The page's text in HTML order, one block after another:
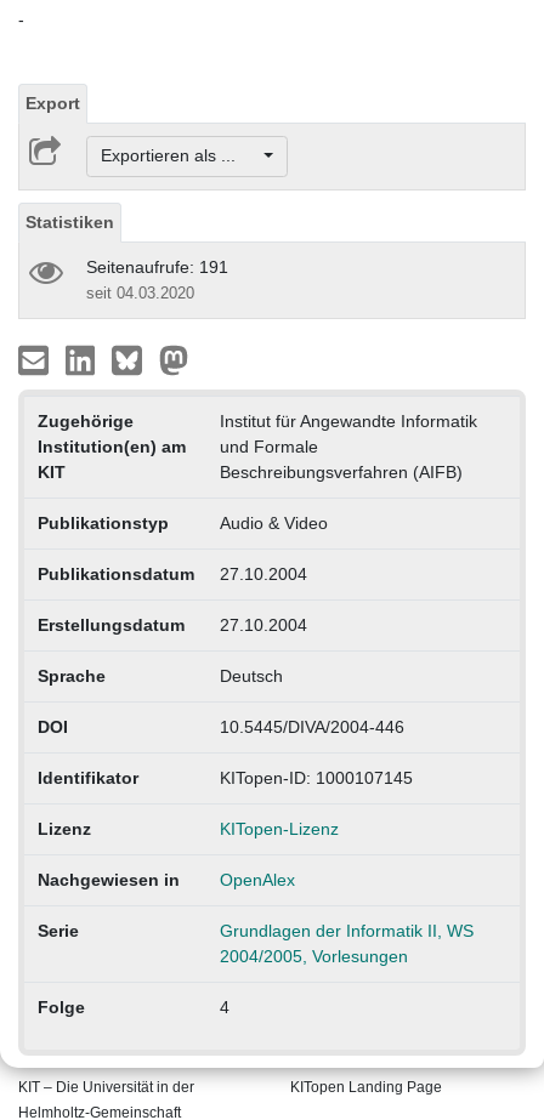
-
Export
Exportieren als ...
Statistiken
Seitenaufrufe: 191
seit 04.03.2020
Zugehörige
Institution(en) am
KIT
Institut für Angewandte Informatik
und Formale
Beschreibungsverfahren (AIFB)
Publikationstyp Audio & Video
Publikationsdatum 27.10.2004
Erstellungsdatum 27.10.2004
Sprache Deutsch
DOI 10.5445/DIVA/2004-446
Identifikator KITopen-ID: 1000107145
Lizenz KITopen-Lizenz
Nachgewiesen in OpenAlex
Serie
Grundlagen der Informatik II, WS
2004/2005, Vorlesungen
Folge 4
KIT – Die Universität in der
Helmholtz-Gemeinschaft
KITopen Landing Page